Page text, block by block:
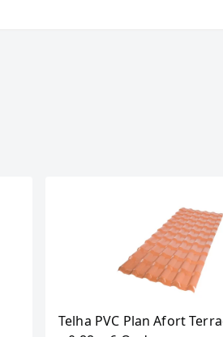
Telha PVC Plan Afort